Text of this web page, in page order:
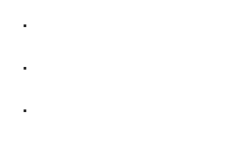
.
.
.